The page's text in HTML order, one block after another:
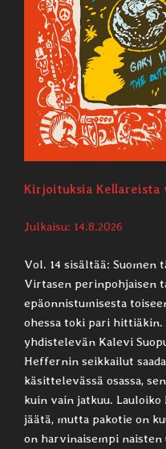
Kirjoituksia Kellareista
Julkaisu: 14.8.2026
Vol. 14 sisältää:
Virtasen perinpohjaisen
epäonnistumisesta
ohessa toki pari
yhdistelevän Kalevi
Heffernin seikkailut
käsittelevässä osassa,
kuin vain jatkuu.
jäätä, mutta pakotie on
on harvinaisempi naisten